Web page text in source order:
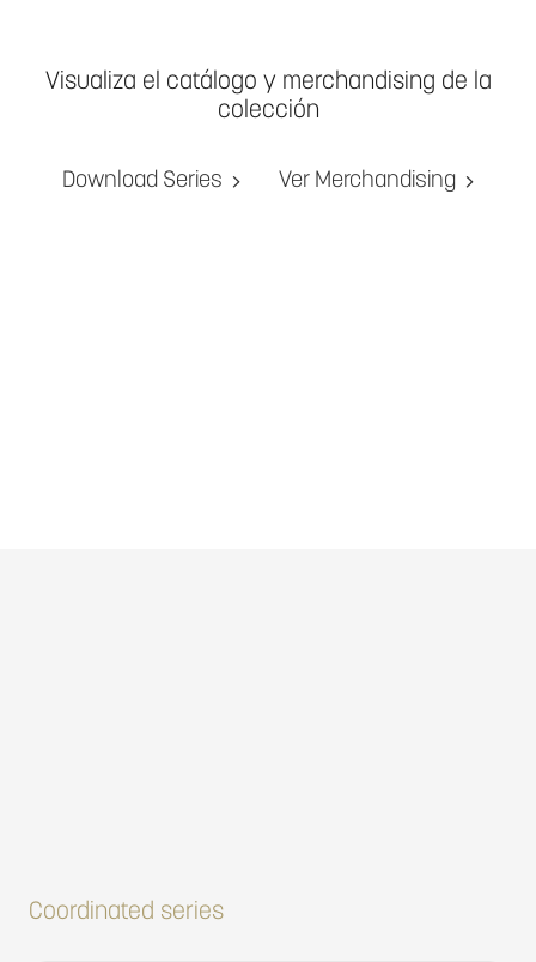
Visualiza el catálogo y merchandising de la
colección
Download Series Ver Merchandising
Coordinated series